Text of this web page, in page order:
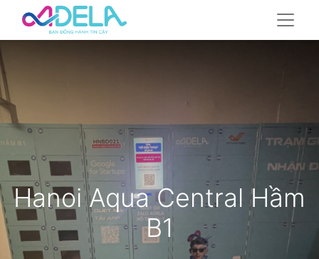
Hanoi Aqua Central Hầm
B1